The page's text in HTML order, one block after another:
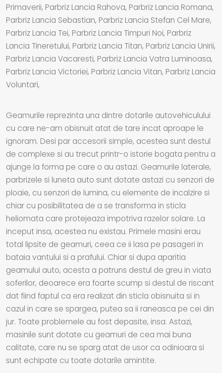
Primaverii, Parbriz Lancia Rahova, Parbriz Lancia Romana,
Parbriz Lancia Sebastian, Parbriz Lancia Stefan Cel Mare,
Parbriz Lancia Tei, Parbriz Lancia Timpuri Noi, Parbriz
Lancia Tineretului, Parbriz Lancia Titan, Parbriz Lancia Unirii,
Parbriz Lancia Vacaresti, Parbriz Lancia Vatra Luminoasa,
Parbriz Lancia Victoriei, Parbriz Lancia Vitan, Parbriz Lancia
Voluntari,
Geamurile reprezinta una dintre dotarile autovehiculului
cu care ne-am obisnuit atat de tare incat aproape le
ignoram. Desi par accesorii simple, acestea sunt destul
de complexe si au trecut printr-o istorie bogata pentru a
ajunge la forma pe care o au astazi. Geamurile laterale,
parbrizele si luneta auto sunt dotate astazi cu senzori de
ploaie, cu senzori de lumina, cu elemente de incalzire si
chiar cu posibilitatea de a se transforma in sticla
heliomata care protejeaza impotriva razelor solare. La
inceput insa, acestea nu existau. Primele masini erau
total lipsite de geamuri, ceea ce ii lasa pe pasageri in
bataia vantului si a prafului. Chiar si dupa aparitia
geamului auto, acesta a patruns destul de greu in viata
soferilor, deoarece era foarte scump si destul de riscant
dat fiind faptul ca era realizat din sticla obisnuita si in
cazul in care se spargea, putea sa ii raneasca pe cei din
jur. Toate problemele au fost depasite, insa. Astazi,
masinile sunt dotate cu geamuri de cea mai buna
calitate, care nu se sparg atat de usor ca odinioara si
sunt echipate cu toate dotarile amintite.